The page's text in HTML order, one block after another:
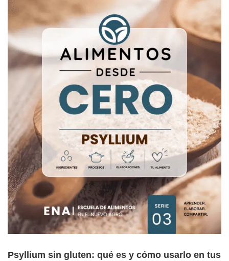
Psyllium sin gluten: qué es y cómo usarlo en tus